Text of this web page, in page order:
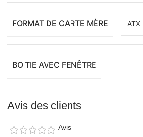
FORMAT DE CARTE MÈRE ATX ,
BOITIE AVEC FENÊTRE
Avis des clients
Avis